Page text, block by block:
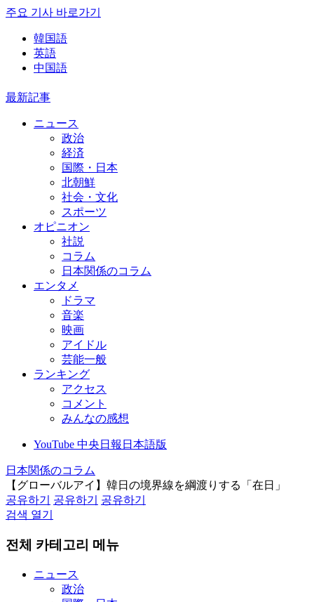
주요 기사 바로가기
韓国語
英語
中国語
最新記事
ニュース
政治
経済
国際・日本
北朝鮮
社会・文化
スポーツ
オピニオン
社説
コラム
日本関係のコラム
エンタメ
ドラマ
音楽
映画
アイドル
芸能一般
ランキング
アクセス
コメント
みんなの感想
YouTube 中央日報日本語版
日本関係のコラム
【グローバルアイ】韓日の境界線を綱渡りする「在日」
공유하기
공유하기
공유하기
검색 열기
전체 카테고리 메뉴
ニュース
政治